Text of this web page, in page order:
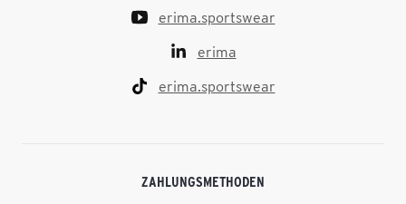
erima.sportswear
erima
erima.sportswear
ZAHLUNGSMETHODEN